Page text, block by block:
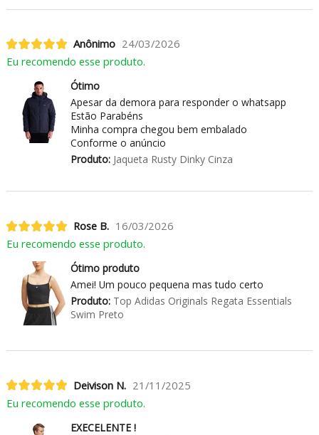
Anônimo 24/03/2026
Eu recomendo esse produto.
Ótimo
Apesar da demora para responder o whatsapp
Estão Parabéns
Minha compra chegou bem embalado
Conforme o anúncio
Produto:Jaqueta Rusty Dinky Cinza
Rose B. 16/03/2026
Eu recomendo esse produto.
Ótimo produto
Amei! Um pouco pequena mas tudo certo
Produto:Top Adidas Originals Regata Essentials
Swim Preto
Deivison N. 21/11/2025
Eu recomendo esse produto.
EXECELENTE !